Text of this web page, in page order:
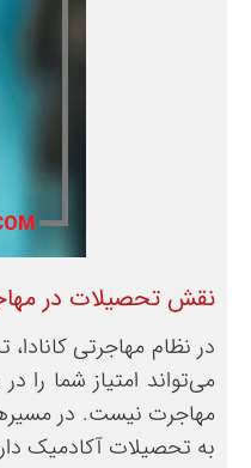
نقش تحصیلات در
در نظام مهاجرتی
می‌تواند امتیاز شما را
مهاجرت نیست. در
به تحصیلات آکادمیک